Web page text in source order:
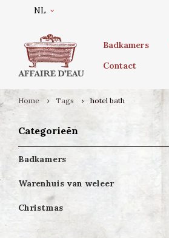
NL
Badkamers
Contact
Home Tags hotel bath
Categorieën
Badkamers
Warenhuis van weleer
Christmas